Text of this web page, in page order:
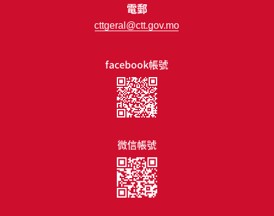
facebook帳號
微信帳號
電郵
cttgeral@ctt.gov.mo